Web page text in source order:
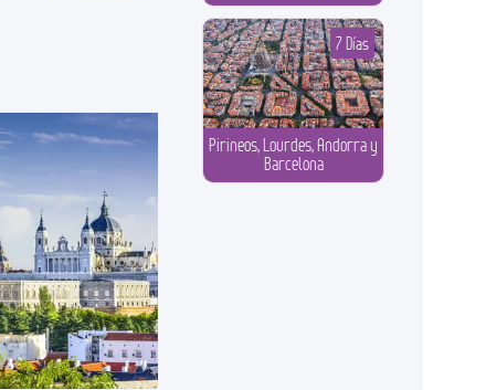
Pirineos, Lourdes, Andorra y
Barcelona
7 Días